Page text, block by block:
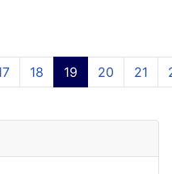
18 19 20 21